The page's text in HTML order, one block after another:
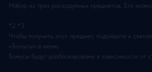
Набор из трех расходуемых предметов. Его
*2 *3
Чтобы получить этот предмет, подойдите к
«Бонусы» в меню.
Бонусы будут разблокированы в зависимости от